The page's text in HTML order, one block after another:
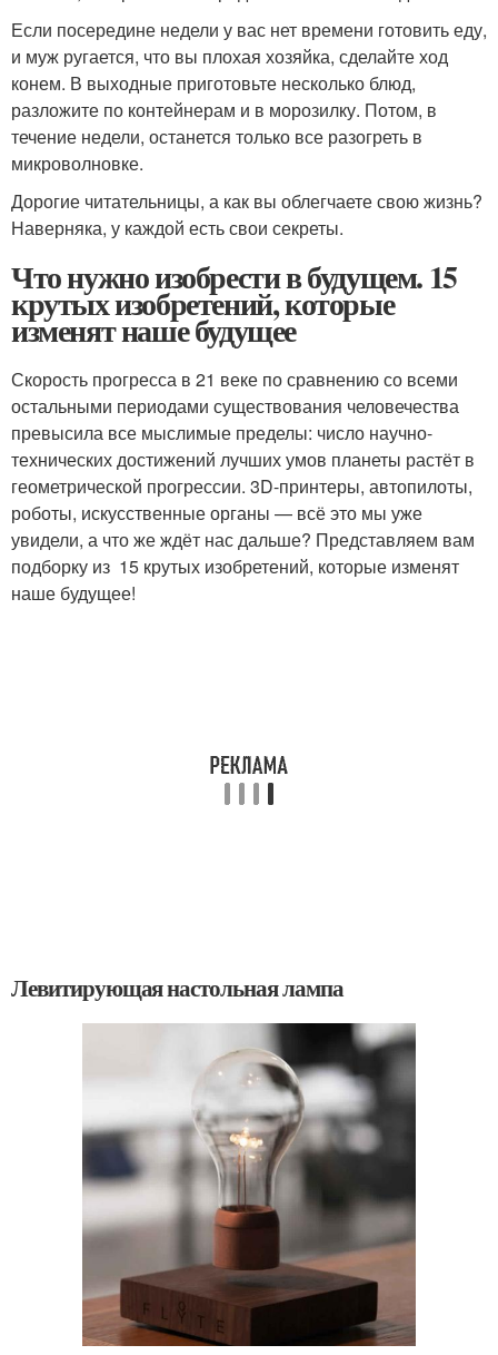
Если посередине недели у вас нет времени готовить еду,
и муж ругается, что вы плохая хозяйка, сделайте ход
конем. В выходные приготовьте несколько блюд,
разложите по контейнерам и в морозилку. Потом, в
течение недели, останется только все разогреть в
микроволновке.
Дорогие читательницы, а как вы облегчаете свою жизнь?
Наверняка, у каждой есть свои секреты.
Что нужно изобрести в будущем. 15
крутых изобретений, которые
изменят наше будущее
Скорость прогресса в 21 веке по сравнению со всеми
остальными периодами существования человечества
превысила все мыслимые пределы: число научно-
технических достижений лучших умов планеты растёт в
геометрической прогрессии. 3D-принтеры, автопилоты,
роботы, искусственные органы — всё это мы уже
увидели, а что же ждёт нас дальше? Представляем вам
подборку из 15 крутых изобретений, которые изменят
наше будущее!
Левитирующая настольная лампа